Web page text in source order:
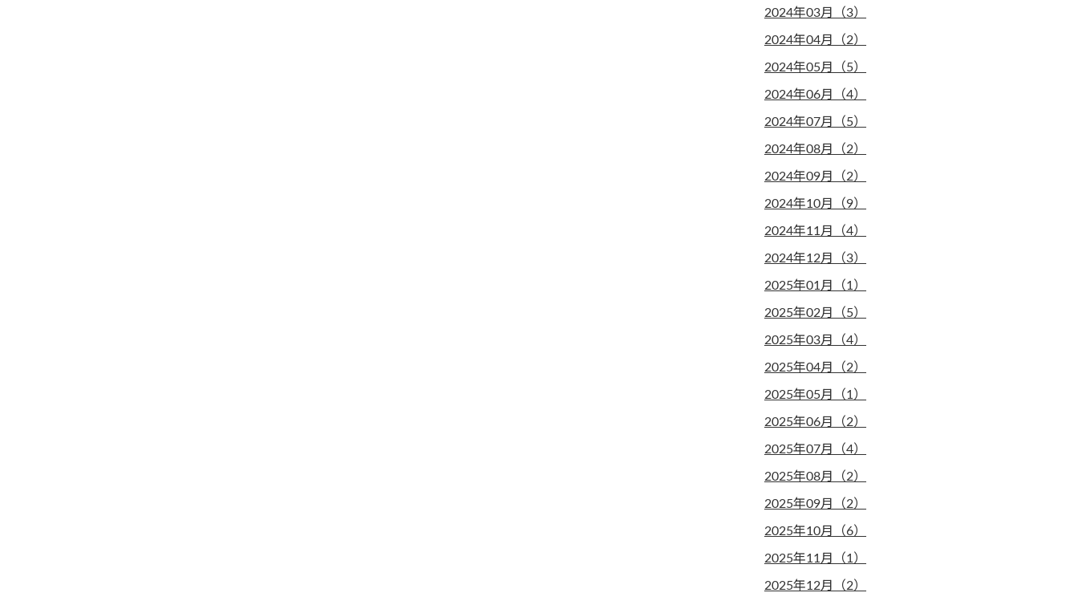
2024年03月（3）
2024年04月（2）
2024年05月（5）
2024年06月（4）
2024年07月（5）
2024年08月（2）
2024年09月（2）
2024年10月（9）
2024年11月（4）
2024年12月（3）
2025年01月（1）
2025年02月（5）
2025年03月（4）
2025年04月（2）
2025年05月（1）
2025年06月（2）
2025年07月（4）
2025年08月（2）
2025年09月（2）
2025年10月（6）
2025年11月（1）
2025年12月（2）